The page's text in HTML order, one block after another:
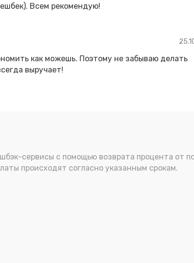
Всем рекомендую!
как можешь. Поэтому не забываю делать
выручает!
сервисы с помощью возврата процента от
происходят согласно указанным срокам.